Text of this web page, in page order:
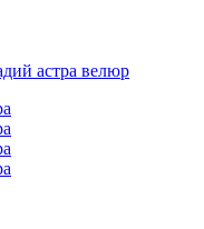
астра велюр